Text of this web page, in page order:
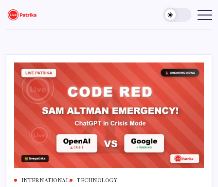
content
Live
Patrika
Breaking
Latest
INTERNATIONAL TECHNOLOGY